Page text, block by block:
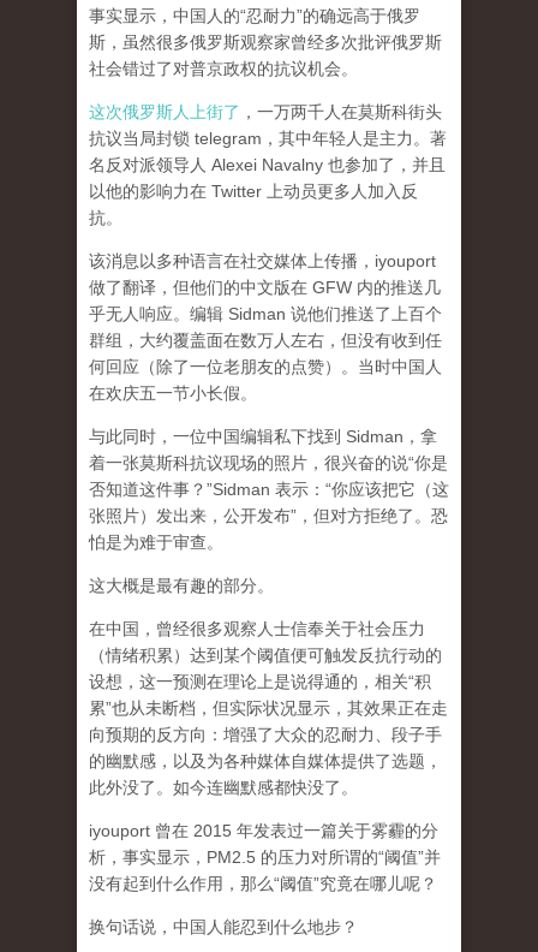
事实显示，中国人的“忍耐力”的确远高于俄罗
斯，虽然很多俄罗斯观察家曾经多次批评俄罗斯
社会错过了对普京政权的抗议机会。
这次俄罗斯人上街了 ，一万两千人在莫斯科街头
抗议当局封锁 telegram，其中年轻人是主力。著
名反对派领导人 Alexei Navalny 也参加了，并且
以他的影响力在 Twitter 上动员更多人加入反
抗。
该消息以多种语言在社交媒体上传播，iyouport
做了翻译，但他们的中文版在 GFW 内的推送几
乎无人响应。编辑 Sidman 说他们推送了上百个
群组，大约覆盖面在数万人左右，但没有收到任
何回应（除了一位老朋友的点赞）。当时中国人
在欢庆五一节小长假。
与此同时，一位中国编辑私下找到 Sidman，拿
着一张莫斯科抗议现场的照片，很兴奋的说“你是
否知道这件事？”Sidman 表示：“你应该把它（这
张照片）发出来，公开发布”，但对方拒绝了。恐
怕是为难于审查。
这大概是最有趣的部分。
在中国，曾经很多观察人士信奉关于社会压力
（情绪积累）达到某个阈值便可触发反抗行动的
设想，这一预测在理论上是说得通的，相关“积
累”也从未断档，但实际状况显示，其效果正在走
向预期的反方向：增强了大众的忍耐力、段子手
的幽默感，以及为各种媒体自媒体提供了选题，
此外没了。如今连幽默感都快没了。
iyouport 曾在 2015 年发表过一篇关于雾霾的分
析，事实显示，PM2.5 的压力对所谓的“阈值”并
没有起到什么作用，那么“阈值”究竟在哪儿呢？
换句话说，中国人能忍到什么地步？